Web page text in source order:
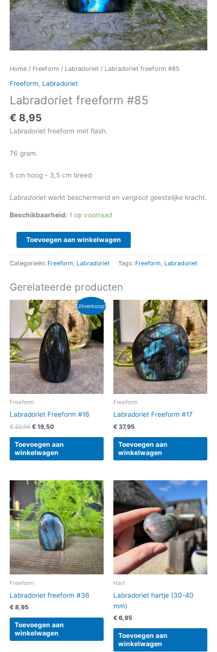
Home / Freeform / Labradoriet / Labradoriet freeform #85
Freeform, Labradoriet
Labradoriet freeform #85
€ 8,95
Labradoriet freeform met flash.
76 gram.
5 cm hoog – 3,5 cm breed
Labradoriet werkt beschermend en vergroot geestelijke kracht.
Beschikbaarheid: 1 op voorraad
Toevoegen aan winkelwagen
Categorieën: Freeform Labradoriet Tags: Freeform Labradoriet
Gerelateerde producten
Uitverkoop!
Freeform
Labradoriet Freeform #16
€22,95
Oorspronkelijke
prijs
was:
€ 22,95.
€ 19,50
Huidige
prijs
is:
€ 19,50.
Toevoegen aan
winkelwagen
Freeform
Labradoriet Freeform #17
€ 37,95
Toevoegen aan
winkelwagen
Freeform
Labradoriet freeform #36
€ 8,95
Toevoegen aan
winkelwagen
Hart
Labradoriet hartje (30-40
mm)
€ 6,95
Toevoegen aan
winkelwagen